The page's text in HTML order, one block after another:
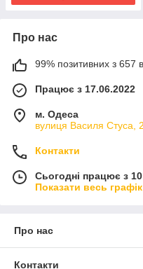
Про нас
99% позитивних з 657
Працює з 17.06.2022
м. Одеса
вулиця Василя Стуса,
Контакти
Сьогодні працює з
Показати весь
Про нас
Контакти